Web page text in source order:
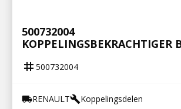
500732004
KOPPELINGSBEKRACHTIGER
tag 500732004
local_shippingRENAULTbuildKoppelingsdelen